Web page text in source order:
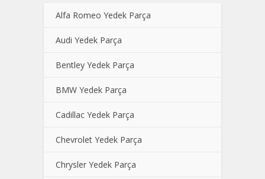
Alfa Romeo Yedek Parça
Audi Yedek Parça
Bentley Yedek Parça
BMW Yedek Parça
Cadillac Yedek Parça
Chevrolet Yedek Parça
Chrysler Yedek Parça